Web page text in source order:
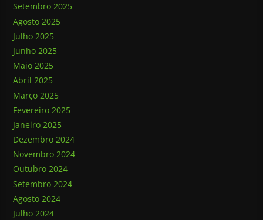
Setembro 2025
Agosto 2025
Julho 2025
Junho 2025
Maio 2025
Abril 2025
Março 2025
Fevereiro 2025
Janeiro 2025
Dezembro 2024
Novembro 2024
Outubro 2024
Setembro 2024
Agosto 2024
Julho 2024